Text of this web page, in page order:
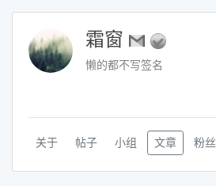
霜窗
懒的都不写签名
关于 帖子 小组 文章 粉丝